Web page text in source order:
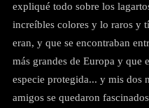
expliqué todo sobre los
increíbles colores y lo raros y
eran, y que se encontraban
más grandes de Europa y que
especie protegida... y mis dos
amigos se quedaron